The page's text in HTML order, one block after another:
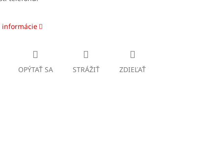
informácie
OPÝTAŤ SA STRÁŽIŤ ZDIEĽAŤ